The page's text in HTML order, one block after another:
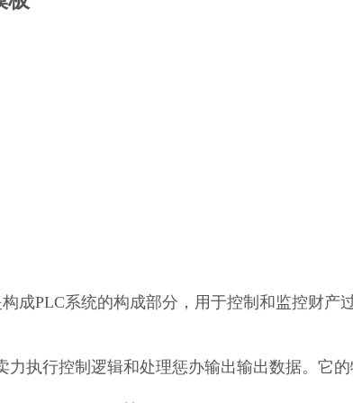
成PLC系统的构成部分，用于控制和监控财产
力执行控制逻辑和处理惩办输出输出数据。它的